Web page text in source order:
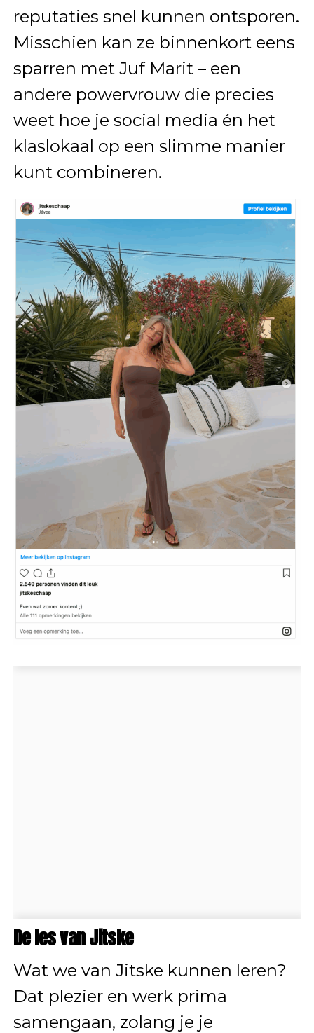
reputaties snel kunnen ontsporen.
Misschien kan ze binnenkort eens
sparren met Juf Marit – een
andere powervrouw die precies
weet hoe je social media én het
klaslokaal op een slimme manier
kunt combineren.
De les van Jitske
Wat we van Jitske kunnen leren?
Dat plezier en werk prima
samengaan, zolang je je